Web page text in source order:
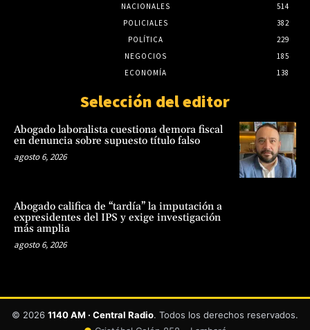
NACIONALES
514
POLICIALES
382
POLÍTICA
229
NEGOCIOS
185
ECONOMÍA
138
Selección del editor
Abogado laboralista cuestiona demora fiscal
en denuncia sobre supuesto título falso
agosto 6, 2026
Abogado califica de “tardía” la imputación a
expresidentes del IPS y exige investigación
más amplia
agosto 6, 2026
© 2026 1140 AM · Central Radio. Todos los derechos reservados.